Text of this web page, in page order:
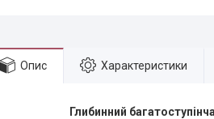
Опис Характеристики
Глибинний